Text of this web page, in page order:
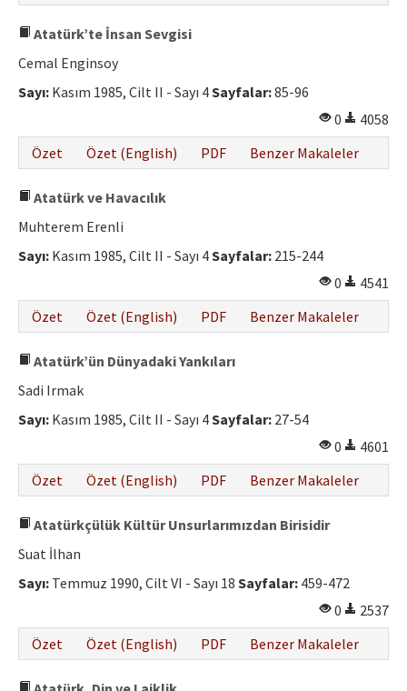
Atatürk’te İnsan Sevgisi
Cemal Enginsoy
Sayı: Kasım 1985, Cilt II - Sayı 4Sayfalar:85-96
0
4058
Özet
Özet (English) PDF Benzer Makaleler
Atatürk ve Havacılık
Muhterem Erenli
Sayı: Kasım 1985, Cilt II - Sayı 4Sayfalar: 215-244
0
4541
Özet
Özet (English) PDF Benzer Makaleler
Atatürk’ün Dünyadaki Yankıları
Sadi Irmak
Sayı: Kasım 1985, Cilt II - Sayı 4Sayfalar: 27-54
0
4601
Özet
Özet (English) PDF Benzer Makaleler
Atatürkçülük Kültür Unsurlarımızdan Birisidir
Suat İlhan
Sayı: Temmuz 1990, Cilt VI - Sayı 18 Sayfalar: 459-472
0
2537
Özet
Özet (English) PDF Benzer Makaleler